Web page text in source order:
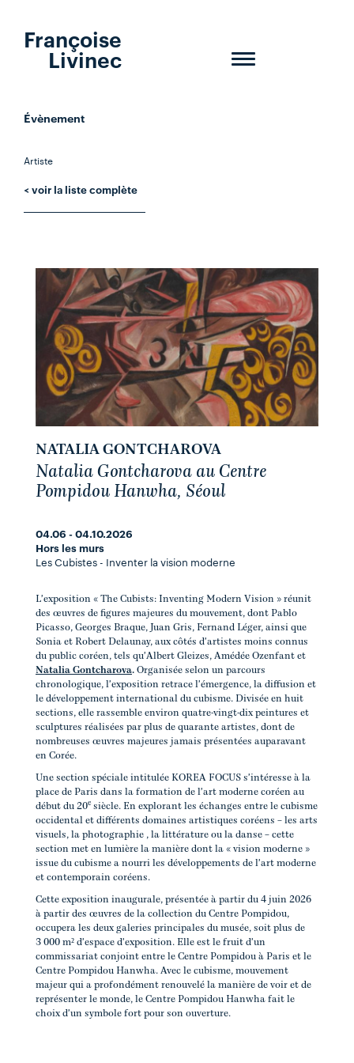
Toggle
Françoise
Livinec
Évènement
Artiste
< voir la liste complète
NATALIA GONTCHAROVA
Natalia Gontcharova au Centre
Pompidou Hanwha, Séoul
04.06 - 04.10.2026
Hors les murs
Les Cubistes - Inventer la vision moderne
L'exposition « The Cubists: Inventing Modern Vision » réunit
des œuvres de figures majeures du mouvement, dont Pablo
Picasso, Georges Braque, Juan Gris, Fernand Léger, ainsi que
Sonia et Robert Delaunay, aux côtés d'artistes moins connus
du public coréen, tels qu'Albert Gleizes, Amédée Ozenfant et
Natalia Gontcharova. Organisée selon un parcours
chronologique, l'exposition retrace l'émergence, la diffusion et
le développement international du cubisme. Divisée en huit
sections, elle rassemble environ quatre-vingt-dix peintures et
sculptures réalisées par plus de quarante artistes, dont de
nombreuses œuvres majeures jamais présentées auparavant
en Corée.
Une section spéciale intitulée KOREA FOCUS s'intéresse à la
place de Paris dans la formation de l'art moderne coréen au
début du 20e siècle. En explorant les échanges entre le cubisme
occidental et différents domaines artistiques coréens – les arts
visuels, la photographie , la littérature ou la danse – cette
section met en lumière la manière dont la « vision moderne »
issue du cubisme a nourri les développements de l'art moderne
et contemporain coréens.
Cette exposition inaugurale, présentée à partir du 4 juin 2026
à partir des œuvres de la collection du Centre Pompidou,
occupera les deux galeries principales du musée, soit plus de
3 000 m² d'espace d'exposition. Elle est le fruit d'un
commissariat conjoint entre le Centre Pompidou à Paris et le
Centre Pompidou Hanwha. Avec le cubisme, mouvement
majeur qui a profondément renouvelé la manière de voir et de
représenter le monde, le Centre Pompidou Hanwha fait le
choix d'un symbole fort pour son ouverture.